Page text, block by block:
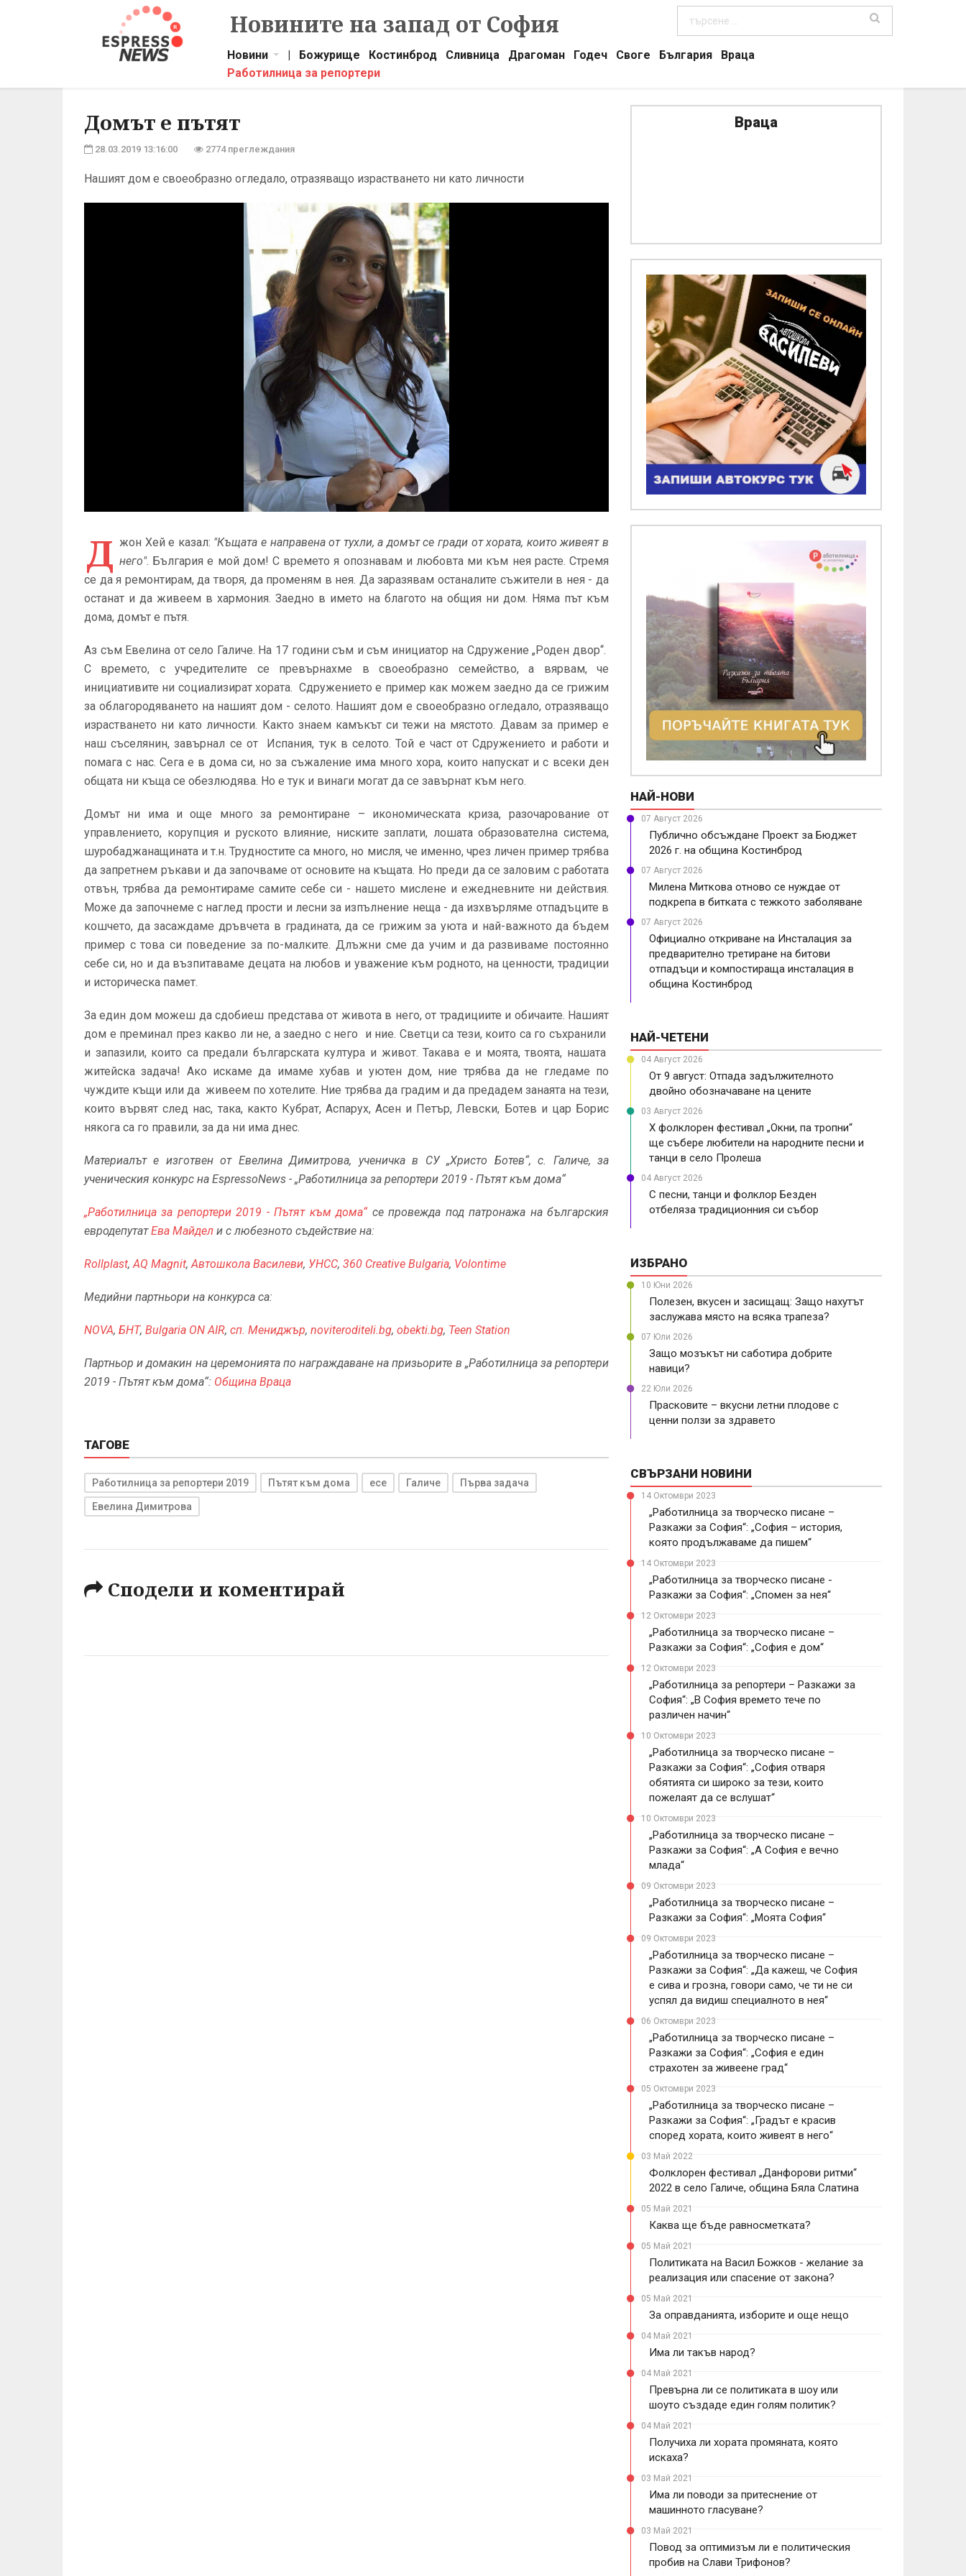
Новините на запад от София
Новини | Божурище Костинброд Сливница Драгоман Годеч Своге България
Враца
Работилница за репортери
Домът е пътят
28.03.2019 13:16:00 2774 преглеждания
Нашият дом е своеобразно огледало, отразяващо израстването ни като личности
Д жон Хей е казал: "Къщата е направена от тухли, а домът се гради от хората, които живеят в
него". България е мой дом! С времето я опознавам и любовта ми към нея расте. Стремя
се да я ремонтирам, да творя, да променям в нея. Да заразявам останалите съжители в нея - да
останат и да живеем в хармония. Заедно в името на благото на общия ни дом. Няма път към
дома, домът е пътя.
Аз съм Евелина от село Галиче. На 17 години съм и съм инициатор на Сдружение „Роден двор“.
С времето, с учредителите се превърнахме в своеобразно семейство, а вярвам, че
инициативите ни социализират хората. Сдружението е пример как можем заедно да се грижим
за облагородяването на нашият дом - селото. Нашият дом е своеобразно огледало, отразяващо
израстването ни като личности. Както знаем камъкът си тежи на мястото. Давам за пример е
наш съселянин, завърнал се от Испания, тук в селото. Той е част от Сдружението и работи и
помага с нас. Сега е в дома си, но за съжаление има много хора, които напускат и с всеки ден
общата ни къща се обезлюдява. Но е тук и винаги могат да се завърнат към него.
Домът ни има и още много за ремонтиране – икономическата криза, разочарование от
управлението, корупция и руското влияние, ниските заплати, лошата образователна система,
шуробаджанащината и т.н. Трудностите са много, но мисля, че именно, чрез личен пример трябва
да запретнем ръкави и да започваме от основите на къщата. Но преди да се заловим с работата
отвън, трябва да ремонтираме самите себе си - нашето мислене и ежедневните ни действия.
Може да започнеме с наглед прости и лесни за изпълнение неща - да изхвърляме отпадъците в
кошчето, да засаждаме дръвчета в градината, да се грижим за уюта и най-важното да бъдем
пример с това си поведение за по-малките. Длъжни сме да учим и да развиваме постоянно
себе си, но и да възпитаваме децата на любов и уважение към родното, на ценности, традиции
и историческа памет.
За един дом можеш да сдобиеш представа от живота в него, от традициите и обичаите. Нашият
дом е преминал през какво ли не, а заедно с него и ние. Светци са тези, които са го съхранили
и запазили, които са предали българската култура и живот. Такава е и моята, твоята, нашата
житейска задача! Ако искаме да имаме хубав и уютен дом, ние трябва да не гледаме по
чуждите къщи или да живеем по хотелите. Ние трябва да градим и да предадем занаята на тези,
които вървят след нас, така, както Кубрат, Аспарух, Асен и Петър, Левски, Ботев и цар Борис
някога са го правили, за да ни има днес.
Материалът е изготвен от Евелина Димитрова, ученичка в СУ „Христо Ботев“, с. Галиче, за
ученическия конкурс на EspressoNews - „Работилница за репортери 2019 - Пътят към дома“
„Работилница за репортери 2019 - Пътят към дома“се провежда под патронажа на българския
евродепутатЕва Майдел и с любезното съдействие на:
Rollplast,AQ Magnit,Автошкола Василеви, УНСС, 360 Creative Bulgaria, Volontime
Медийни партньори на конкурса са:
NOVA, БНТ, Bulgaria ON AIR, сп. Мениджър, noviteroditeli.bg, obekti.bg, Teen Station
Партньор и домакин на церемонията по награждаване на призьорите в „Работилница за репортери
2019 - Пътят към дома“: Община Враца
ТАГОВЕ
Работилница за репортери 2019 Пътят към дома есе Галиче Първа задача
Евелина Димитрова
Сподели и коментирай
Враца
НАЙ-НОВИ
07 Август 2026
Публично обсъждане Проект за Бюджет
2026 г. на община Костинброд
07 Август 2026
Милена Миткова отново се нуждае от
подкрепа в битката с тежкото заболяване
07 Август 2026
Официално откриване на Инсталация за
предварително третиране на битови
отпадъци и компостираща инсталация в
община Костинброд
НАЙ-ЧЕТЕНИ
04 Август 2026
От 9 август: Отпада задължителното
двойно обозначаване на цените
03 Август 2026
X фолклорен фестивал „Окни, па тропни“
ще събере любители на народните песни и
танци в село Пролеша
04 Август 2026
С песни, танци и фолклор Безден
отбеляза традиционния си събор
ИЗБРАНО
10 Юни 2026
Полезен, вкусен и засищащ: Защо нахутът
заслужава място на всяка трапеза?
07 Юли 2026
Защо мозъкът ни саботира добрите
навици?
22 Юли 2026
Прасковите – вкусни летни плодове с
ценни ползи за здравето
СВЪРЗАНИ НОВИНИ
14 Октомври 2023
„Работилница за творческо писане –
Разкажи за София“: „София – история,
която продължаваме да пишем“
14 Октомври 2023
„Работилница за творческо писане -
Разкажи за София“: „Спомен за нея“
12 Октомври 2023
„Работилница за творческо писане –
Разкажи за София“: „София е дом“
12 Октомври 2023
„Работилница за репортери – Разкажи за
София“: „В София времето тече по
различен начин“
10 Октомври 2023
„Работилница за творческо писане –
Разкажи за София“: „София отваря
обятията си широко за тези, които
пожелаят да се вслушат“
10 Октомври 2023
„Работилница за творческо писане –
Разкажи за София“: „А София е вечно
млада“
09 Октомври 2023
„Работилница за творческо писане –
Разкажи за София“: „Моята София“
09 Октомври 2023
„Работилница за творческо писане –
Разкажи за София“: „Да кажеш, че София
е сива и грозна, говори само, че ти не си
успял да видиш специалното в нея“
06 Октомври 2023
„Работилница за творческо писане –
Разкажи за София“: „София е един
страхотен за живеене град“
05 Октомври 2023
„Работилница за творческо писане –
Разкажи за София“: „Градът е красив
според хората, които живеят в него“
03 Май 2022
Фолклорен фестивал „Данфорови ритми“
2022 в село Галиче, община Бяла Слатина
05 Май 2021
Каква ще бъде равносметката?
05 Май 2021
Политиката на Васил Божков - желание за
реализация или спасение от закона?
05 Май 2021
За оправданията, изборите и още нещо
04 Май 2021
Има ли такъв народ?
04 Май 2021
Превърна ли се политиката в шоу или
шоуто създаде един голям политик?
04 Май 2021
Получиха ли хората промяната, която
искаха?
03 Май 2021
Има ли поводи за притеснение от
машинното гласуване?
03 Май 2021
Повод за оптимизъм ли е политическия
пробив на Слави Трифонов?